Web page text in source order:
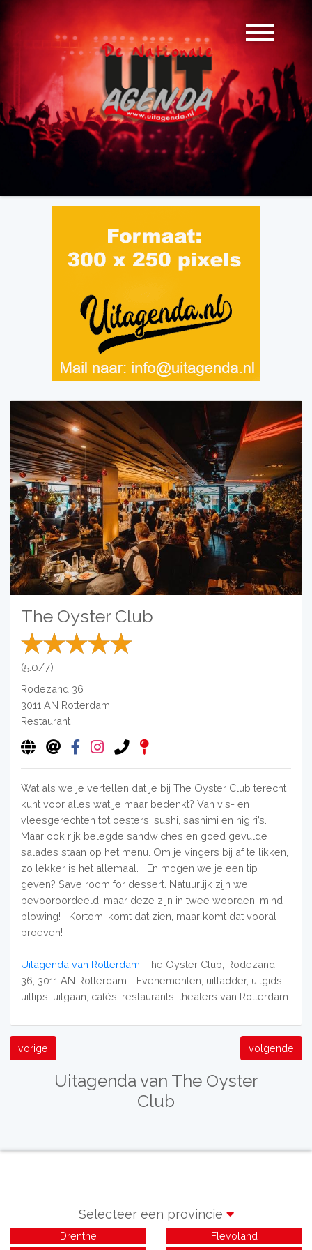
The Oyster Club
(5.0/7)
Rodezand 36
3011 AN Rotterdam
Restaurant
Wat als we je vertellen dat je bij The Oyster Club terecht
kunt voor alles wat je maar bedenkt? Van vis- en
vleesgerechten tot oesters, sushi, sashimi en nigiri’s.
Maar ook rijk belegde sandwiches en goed gevulde
salades staan op het menu. Om je vingers bij af te likken,
zo lekker is het allemaal. En mogen we je een tip
geven? Save room for dessert. Natuurlijk zijn we
bevooroordeeld, maar deze zijn in twee woorden: mind
blowing! Kortom, komt dat zien, maar komt dat vooral
proeven!
Uitagenda van Rotterdam: The Oyster Club, Rodezand
36, 3011 AN Rotterdam - Evenementen, uitladder, uitgids,
uittips, uitgaan, cafés, restaurants, theaters van Rotterdam.
vorige volgende
Uitagenda van The Oyster
Club
Selecteer een provincie
Drenthe
Flevoland